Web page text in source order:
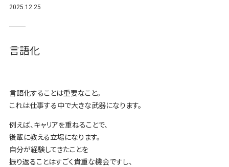
2025.12.25
言語化
言語化することは重要なこと。
これは仕事する中で大きな武器になります。
例えば、キャリアを重ねることで、
後輩に教える立場になります。
自分が経験してきたことを
振り返ることはすごく貴重な機会ですし、